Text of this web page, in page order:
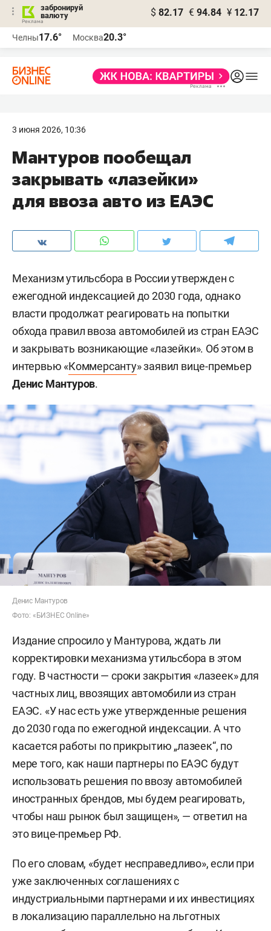
забронируй
валюту
$ 82.17 € 94.84 ¥ 12.17
Челны17.6° Москва20.3°
3 июня 2026, 10:36
Мантуров пообещал
закрывать «лазейки»
для ввоза авто из ЕАЭС
Механизм утильсбора в России утвержден с
ежегодной индексацией до 2030 года, однако
власти продолжат реагировать на попытки
обхода правил ввоза автомобилей из стран ЕАЭС
и закрывать возникающие «лазейки». Об этом в
интервью «Коммерсанту» заявил вице-премьер
Денис Мантуров.
Денис Мантуров
Фото: «БИЗНЕС Online»
Издание спросило у Мантурова, ждать ли
корректировки механизма утильсбора в этом
году. В частности — сроки закрытия «лазеек» для
частных лиц, ввозящих автомобили из стран
ЕАЭС. «У нас есть уже утвержденные решения
до 2030 года по ежегодной индексации. А что
касается работы по прикрытию „лазеек“, по
мере того, как наши партнеры по ЕАЭС будут
использовать решения по ввозу автомобилей
иностранных брендов, мы будем реагировать,
чтобы наш рынок был защищен», — ответил на
это вице-премьер РФ.
По его словам, «будет несправедливо», если при
уже заключенных соглашениях с
индустриальными партнерами и их инвестициях
в локализацию параллельно на льготных